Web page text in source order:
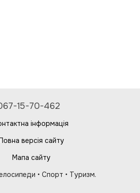
15-70-462
інформація
версія сайту
Мапа сайту
• Спорт • Туризм.